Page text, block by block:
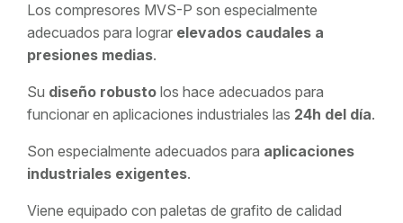
Los compresores MVS-P son especialmente
adecuados para lograr elevados caudales a
presiones medias.
Su diseño robusto los hace adecuados para
funcionar en aplicaciones industriales las 24h del día.
Son especialmente adecuados para aplicaciones
industriales exigentes.
Viene equipado con paletas de grafito de calidad